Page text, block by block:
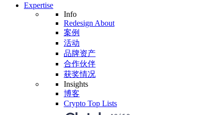
Expertise
Info
Redesign About
案例
活动
品牌资产
合作伙伴
获奖情况
Insights
博客
Crypto Top Lists